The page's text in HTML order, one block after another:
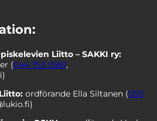
Liitto – SAKKI ry:
(044 753 0581,
)
ordförande Ella Siltanen (050
)